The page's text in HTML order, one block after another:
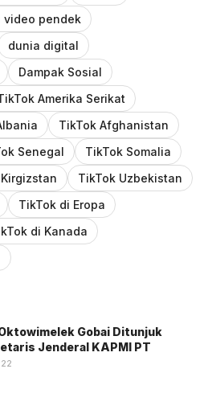
video pendek
dunia digital
Dampak Sosial
Amerika Serikat
TikTok Afghanistan
Senegal
TikTok Somalia
TikTok Uzbekistan
TikTok di Eropa
di Kanada
Gobai Ditunjuk
Jenderal KAPMI PT